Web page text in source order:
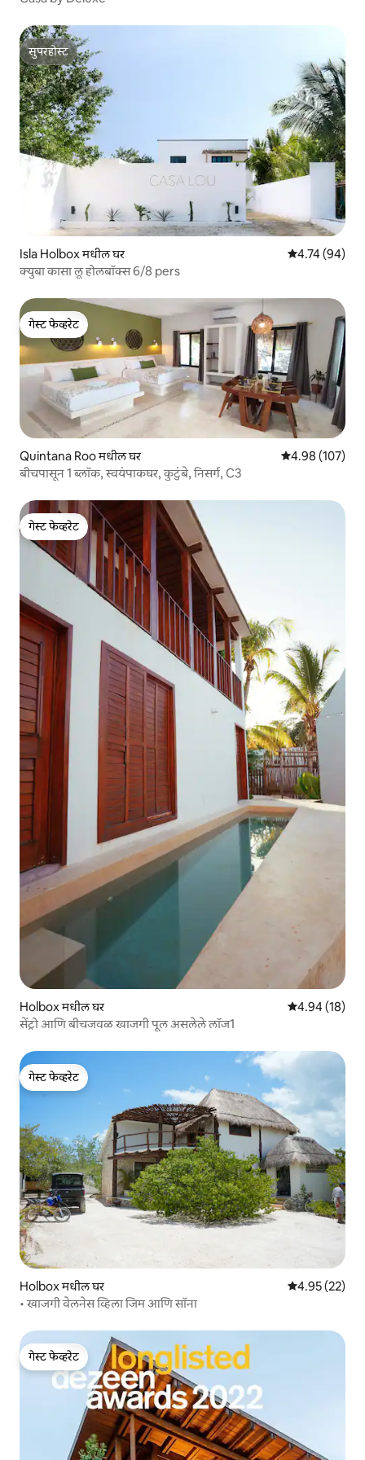
सुपरहोस्ट
सुपरहोस्ट
Isla Holbox मधील घर 5 पैकी 4.74
4.74 (94)
क्युबा कासा लू होलबॉक्स 6/8 pers
गेस्ट फेव्हरेट
गेस्ट फेव्हरेट
Quintana Roo मधील घर 5 पैकी 4.98
4.98 (107)
बीचपासून 1 ब्लॉक, स्वयंपाकघर, कुटुंबे, निसर्ग, C3
गेस्ट फेव्हरेट
गेस्ट फेव्हरेट
Holbox मधील घर 5 पैकी 4.94
4.94 (18)
सेंट्रो आणि बीचजवळ खाजगी पूल असलेले लॉज1
गेस्ट फेव्हरेट
गेस्ट फेव्हरेट
Holbox मधील घर 5 पैकी 4.95
4.95 (22)
• खाजगी वेलनेस व्हिला जिम आणि सॉना
गेस्ट फेव्हरेट
गेस्ट फेव्हरेट